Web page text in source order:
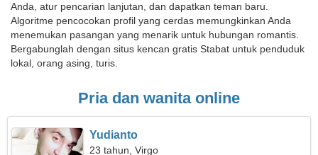
Anda, atur pencarian lanjutan, dan dapatkan teman baru.
Algoritme pencocokan profil yang cerdas memungkinkan Anda
menemukan pasangan yang menarik untuk hubungan romantis.
Bergabunglah dengan situs kencan gratis Stabat untuk penduduk
lokal, orang asing, turis.
Pria dan wanita online
Yudianto
23 tahun, Virgo